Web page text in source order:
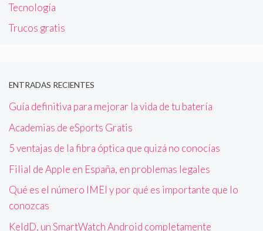
Tecnología
Trucos gratis
ENTRADAS RECIENTES
Guía definitiva para mejorar la vida de tu batería
Academias de eSports Gratis
5 ventajas de la fibra óptica que quizá no conocías
Filial de Apple en España, en problemas legales
Qué es el número IMEI y por qué es importante que lo
conozcas
KeldD, un SmartWatch Android completamente